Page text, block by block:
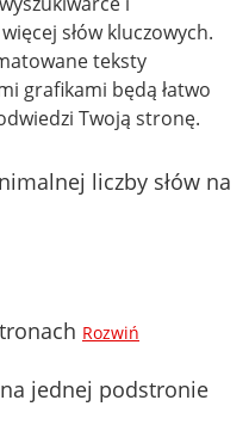
słów kluczowych.
teksty
grafikami będą łatwo
Twoją stronę.
liczby słów na
Rozwiń
jednej podstronie